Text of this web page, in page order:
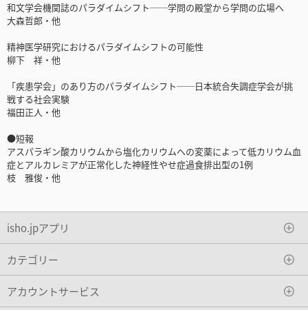
和文学会機関誌のパラダイムシフト──学問の殿堂から学問の広場へ
大森哲郎・他
精神医学研究におけるパラダイムシフトの可能性
柳下 祥・他
「疾患学会」のあり方のパラダイムシフト──日本統合失調症学会が挑
戦する社会実験
福田正人・他
●短報
アスパラギン酸カリウムから塩化カリウムへの変薬によって低カリウム血
症とアルカレミアが正常化した神経性やせ症過食排出型の1例
枝 雅俊・他
isho.jpアプリ
カテゴリー
アカウントサービス